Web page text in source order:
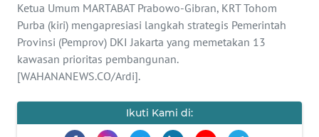
Ketua Umum MARTABAT Prabowo-Gibran, KRT Tohom
Purba (kiri) mengapresiasi langkah strategis Pemerintah
Provinsi (Pemprov) DKI Jakarta yang memetakan 13
kawasan prioritas pembangunan.
[WAHANANEWS.CO/Ardi].
Ikuti Kami di:
PEDOMAN
MEDIA
SIBER
REDAKSI